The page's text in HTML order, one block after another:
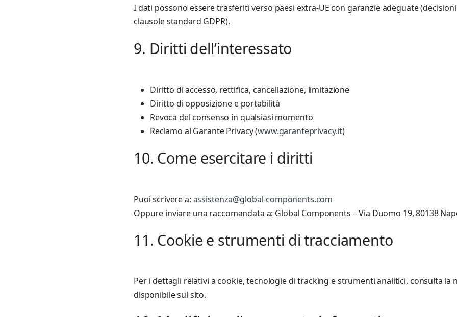
I dati possono essere trasferiti verso paesi extra-UE con garanzie adeguate
clausole standard GDPR).
9. Diritti dell’interessato
Diritto di accesso, rettifica, cancellazione, limitazione
Diritto di opposizione e portabilità
Revoca del consenso in qualsiasi momento
Reclamo al Garante Privacy (www.garanteprivacy.it)
10. Come esercitare i diritti
Puoi scrivere a: assistenza@global-components.com
Oppure inviare una raccomandata a: Global Components – Via Duomo 19, 80138
11. Cookie e strumenti di tracciamento
Per i dettagli relativi a cookie, tecnologie di tracking e strumenti analitici, consulta la
disponibile sul sito.